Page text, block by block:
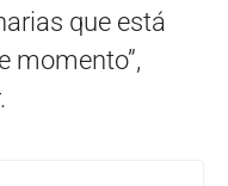
que está
momento”,